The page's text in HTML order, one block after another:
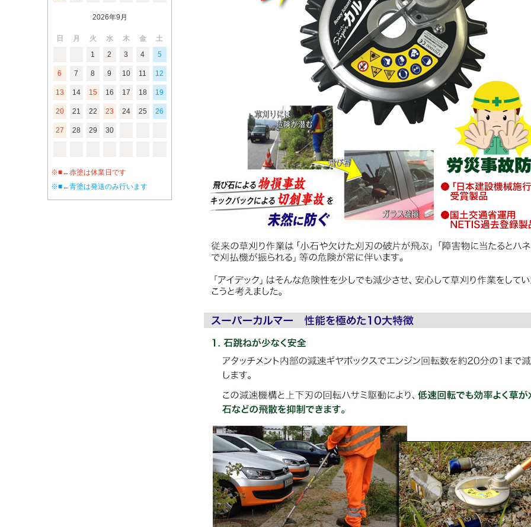
2026年9月
日 月 火 水 木 金
土
1
2 3 4 5
6 7 8 9 10 11 12
13 14 15 16 17 18 19
20 21 22 23 24 25 26
27 28 29 30
※■←赤塗は休業日です
※■←青塗は発送のみ行います